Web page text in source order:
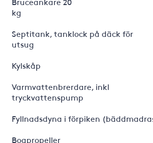
Septitank, tanklock på däck för
utsug
Varmvattenbrerdare, inkl
Fyllnadsdyna i förpiken